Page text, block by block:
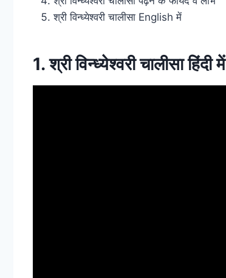
श्री विन्ध्येश्वरी चालीसा English में
1. श्री विन्ध्येश्वरी चालीसा हिंदी में